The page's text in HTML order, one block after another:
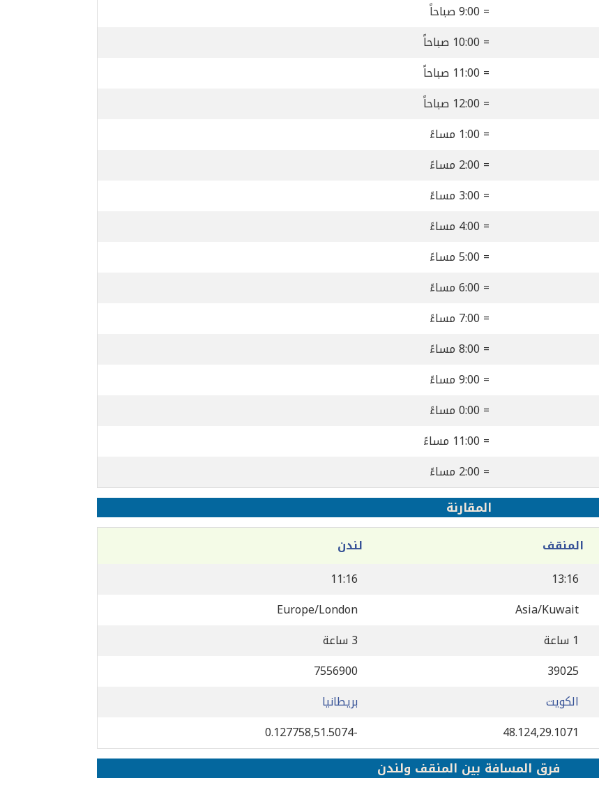
= 9:00 صباحاً
= 10:00 صباحاً
= 11:00 صباحاً
= 12:00 صباحاً
= 1:00 مساءً
= 2:00 مساءً
= 3:00 مساءً
= 4:00 مساءً
= 5:00 مساءً
= 6:00 مساءً
= 7:00 مساءً
= 8:00 مساءً
= 9:00 مساءً
= 0:00 مساءً
= 11:00 مساءً
= 2:00 مساءً
المقارنة
المنقف
لندن
13:16
11:16
Asia/Kuwait
Europe/London
1 ساعة
3 ساعة
39025
7556900
الكويت
بريطانيا
48.124,29.1071
-0.127758,51.5074
فرق المسافة بين المنقف ولندن